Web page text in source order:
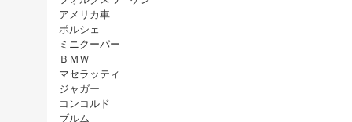
アメリカ車
ポルシェ
ミニクーパー
ＢＭＷ
マセラッティ
ジャガー
コンコルド
ブルム